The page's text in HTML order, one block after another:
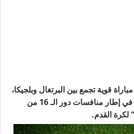
قوية تجمع بين البرتغال وبلجيكا،
مساء يوم الأحد 27 يونيو، في إطار منافسات دور الـ 16 من
لكرة القدم.